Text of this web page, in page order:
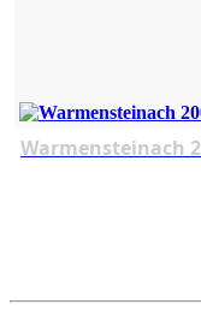
Warmensteinach